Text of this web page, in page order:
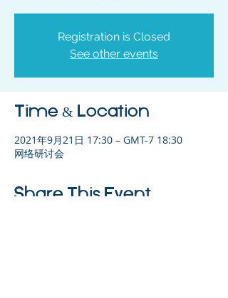
Registration is Closed
See other events
Time & Location
2021年9月21日 17:30 – GMT-7 18:30
网络研讨会
Share This Event